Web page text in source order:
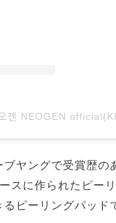
ヤングで受賞歴の
スに作られたピー
ピーリングパッド